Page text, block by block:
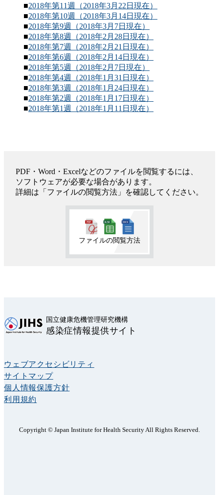
■2018年第11週（2018年3月22日現在）
■2018年第10週（2018年3月14日現在）
■2018年第9週（2018年3月7日現在）
■2018年第8週（2018年2月28日現在）
■2018年第7週（2018年2月21日現在）
■2018年第6週（2018年2月14日現在）
■2018年第5週（2018年2月7日現在）
■2018年第4週（2018年1月31日現在）
■2018年第3週（2018年1月24日現在）
■2018年第2週（2018年1月17日現在）
■2018年第1週（2018年1月11日現在）
PDF・Word・Excelなどのファイルを閲覧するには、
ソフトウェアが必要な場合があります。
詳細は「ファイルの閲覧方法」を確認してください。
ファイルの閲覧方法
国立健康危機管理研究機構
感染症情報提供サイト
ウェブアクセシビリティ
サイトマップ
個人情報保護方針
利用規約
Copyright © Japan Institute for Health Security All Rights Reserved.